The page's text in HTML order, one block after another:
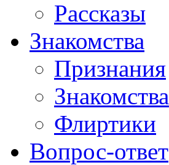
Рассказы
Знакомства
Признания
Знакомства
Флиртики
Вопрос-ответ